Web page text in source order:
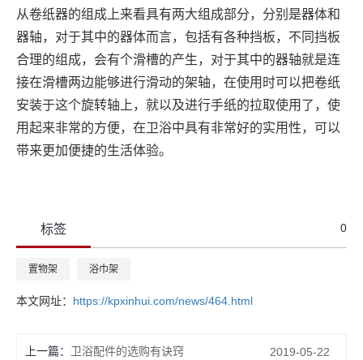
从卷纸器的组成上来看具有两大组成部分，分别是器体和
器轴，对于其中的器体而言，包括有各种挡板，不同挡板
合理的组成，会有个滑槽的产生，对于其中的器轴就是连
接在滑槽两边能够进行滑动的架轴，在使用时可以把卷纸
安装于这个旋转轴上，就以及进行手纸的拉取使用了，使
用起来非常的方便，在卫浴中具有非常好的实用性，可以
带来更加便捷的生活体验。
标签 0
置物架 浴巾架
本文网址： https://kpxinhui.com/news/464.html
上一篇： 卫浴配件的选购有诀窍 2019-05-22